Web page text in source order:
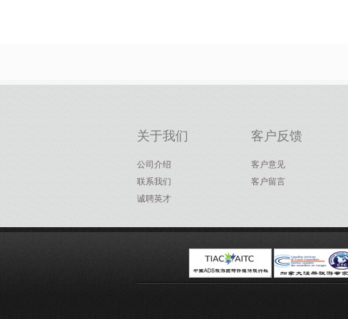
关于我们
公司介绍
联系我们
诚聘英才
客户反馈
客户意见
客户留言